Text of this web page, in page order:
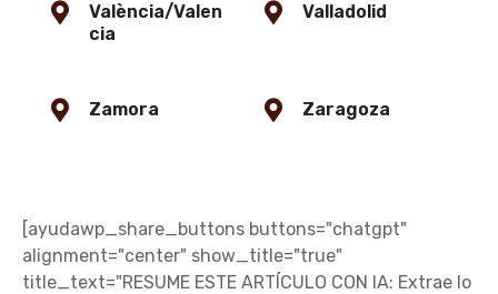
València/Valen
cia
Valladolid
Zamora Zaragoza
[ayudawp_share_buttons buttons="chatgpt"
alignment="center" show_title="true"
title_text="RESUME ESTE ARTÍCULO CON IA: Extrae lo